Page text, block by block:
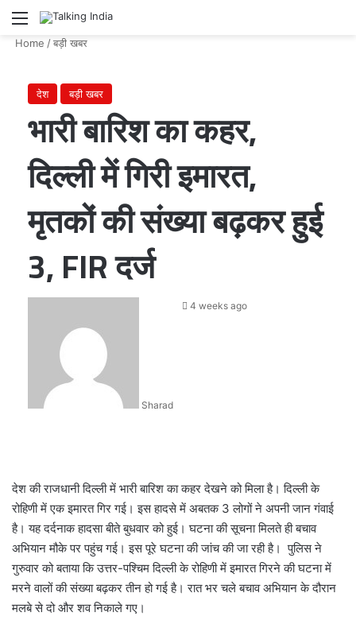
Menu
Home /बड़ी खबर
देश बड़ी खबर
भारी बारिश का कहर,
दिल्ली में गिरी इमारत,
मृतकों की संख्या बढ़कर हुई
3, FIR दर्ज
Sharad
Send4 weeks ago
देश की राजधानी दिल्ली में भारी बारिश का कहर देखने को मिला है। दिल्ली के
रोहिणी में एक इमारत गिर गई। इस हादसे में अबतक 3 लोगों ने अपनी जान गंवाई
है। यह दर्दनाक हादसा बीते बुधवार को हुई। घटना की सूचना मिलते ही बचाव
अभियान मौके पर पहुंच गई। इस पूरे घटना की जांच की जा रही है। पुलिस ने
गुरुवार को बताया कि उत्तर-पश्चिम दिल्ली के रोहिणी में इमारत गिरने की घटना में
मरने वालों की संख्या बढ़कर तीन हो गई है। रात भर चले बचाव अभियान के दौरान
मलबे से दो और शव निकाले गए।